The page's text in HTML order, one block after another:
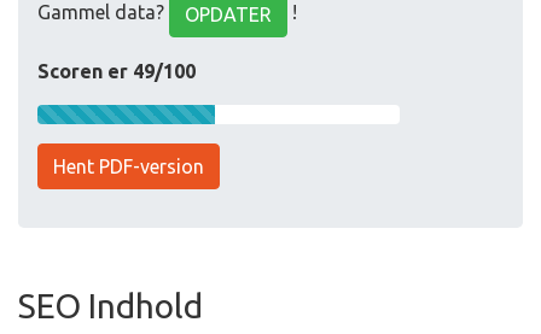
Gammel data? OPDATER !
Scoren er 49/100
Hent PDF-version
SEO Indhold